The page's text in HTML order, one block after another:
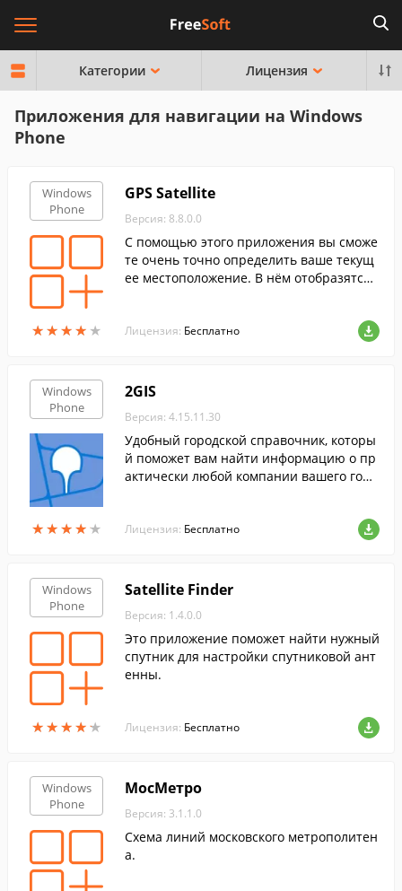
Категории Лицензия
Приложения для навигации на Windows
Phone
Windows
Phone
★★★★ ★
★★★★ ★
GPS Satellite
Версия: 8.8.0.0
С помощью этого приложения вы сможе
те очень точно определить ваше текущ
ее местоположение. В нём отобразятся
ожение и положение по вертикали.
Лицензия: Бесплатно
Windows
Phone
★★★★★
★★★★★
2GIS
Версия: 4.15.11.30
Удобный городской справочник, которы
й поможет вам найти информацию о пр
актически любой компании вашего горо
име оффлайн.
Лицензия: Бесплатно
Windows
Phone
★★★★★
★★★★★
Satellite Finder
Версия: 1.4.0.0
Это приложение поможет найти нужный
спутник для настройки спутниковой ант
енны.
Лицензия: Бесплатно
Windows
Phone
МосМетро
Версия: 3.1.1.0
Схема линий московского метрополитен
а.